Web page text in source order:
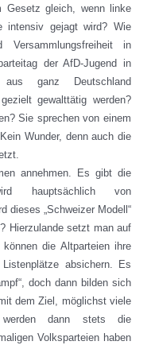
Gesetz gleich, wenn linke
intensiv gejagt wird? Wie
in
der AfD-Jugend in
aus ganz Deutschland
gewalttätig werden?
Sie sprechen von einem
Wunder, denn auch die
annehmen. Es gibt die
hauptsächlich von
dieses „Schweizer Modell“
Hierzulande setzt man auf
die Altparteien ihre
absichern. Es
doch dann bilden sich
dem Ziel, möglichst viele
dann stets die
Volksparteien haben